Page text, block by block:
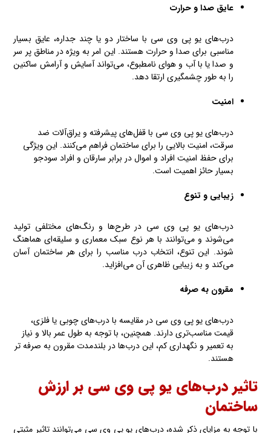
عایق صدا و حرارت
درب‌های یو پی وی سی با ساختار دو یا چند جداره، عایق بسیار
مناسبی برای صدا و حرارت هستند. این امر به ویژه در مناطق پر سر
و صدا یا با آب و هوای نامطبوع، می‌تواند آسایش و آرامش ساکنین
را به طور چشمگیری ارتقا دهد.
امنیت
درب‌های یو پی وی سی با قفل‌های پیشرفته و یراق‌آلات ضد
سرقت، امنیت بالایی را برای ساختمان فراهم می‌کنند. این ویژگی
برای حفظ امنیت افراد و اموال در برابر سارقان و افراد سودجو
بسیار حائز اهمیت است.
زیبایی و تنوع
درب‌های یو پی وی سی در طرح‌ها و رنگ‌های مختلفی تولید
می‌شوند و می‌توانند با هر نوع سبک معماری و سلیقه‌ای هماهنگ
شوند. این تنوع، انتخاب درب مناسب را برای هر ساختمان آسان
می‌کند و به زیبایی ظاهری آن می‌افزاید.
مقرون به صرفه
درب‌های یو پی وی سی در مقایسه با درب‌های چوبی یا فلزی،
قیمت مناسب‌تری دارند. همچنین، با توجه به طول عمر بالا و نیاز
به تعمیر و نگهداری کم، این درب‌ها در بلندمدت مقرون به صرفه تر
هستند.
تاثیر درب‌های یو پی وی سی بر ارزش
ساختمان
با توجه به مزایای ذکر شده، درب‌های یو پی وی سی می‌توانند تاثیر مثبتی